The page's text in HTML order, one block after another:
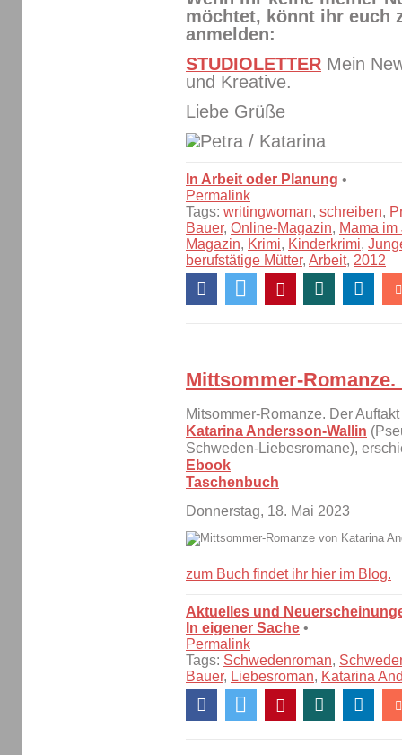
möchtet, könnt ihr euch
anmelden:
STUDIOLETTER Mein
und Kreative.
Liebe Grüße
/ Katarina
In Arbeit oder Planung •
Permalink
Tags: writingwoman, schreiben,
Bauer, Online-Magazin, Mama im
Magazin, Krimi, Kinderkrimi,
berufstätige Mütter, Arbeit, 2012
Mittsommer-
Mitsommer-Romanze. Der
Katarina Andersson-Wallin
Schweden-Liebesromane),
Ebook
Taschenbuch
Donnerstag, 18. Mai 2023
zum Buch findet ihr hier im Blog.
Aktuelles und
In eigener Sache •
Permalink
Tags: Schwedenroman,
Bauer, Liebesroman, Katarina